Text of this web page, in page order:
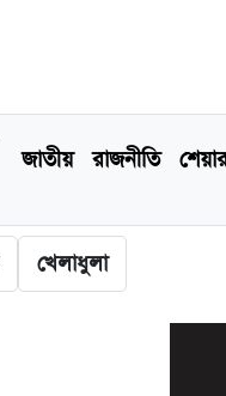
জাতীয় রাজনীতি
খেলাধুলা